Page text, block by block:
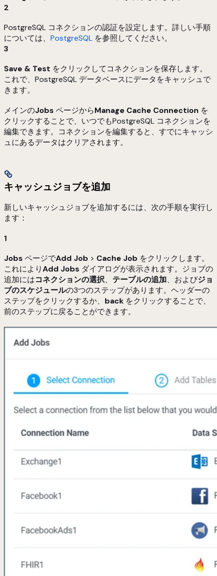
2
PostgreSQL コネクションの認証を設定します。詳しい手順
については、 PostgreSQL を参照してください。
3
Save & Test をクリックしてコネクションを保存します。
これで、PostgreSQL データベースにデータをキャッシュで
きます。
メインのJobs ページからManage Cache Connection を
クリックすることで、いつでもPostgreSQL コネクションを
編集できます。コネクションを編集すると、すでにキャッシ
ュにあるデータはクリアされます。
キャッシュジョブを追加
新しいキャッシュジョブを追加するには、次の手順を実行し
ます：
1
Jobs ページでAdd Job > Cache Job をクリックします。
これによりAdd Jobs ダイアログが表示されます。ジョブの
追加にはコネクションの選択、 テーブルの追加、およびジョ
ブのスケジュールの3つのステップがあります。ヘッダーの
ステップをクリックするか、 back をクリックすることで、
前のステップに戻ることができます。